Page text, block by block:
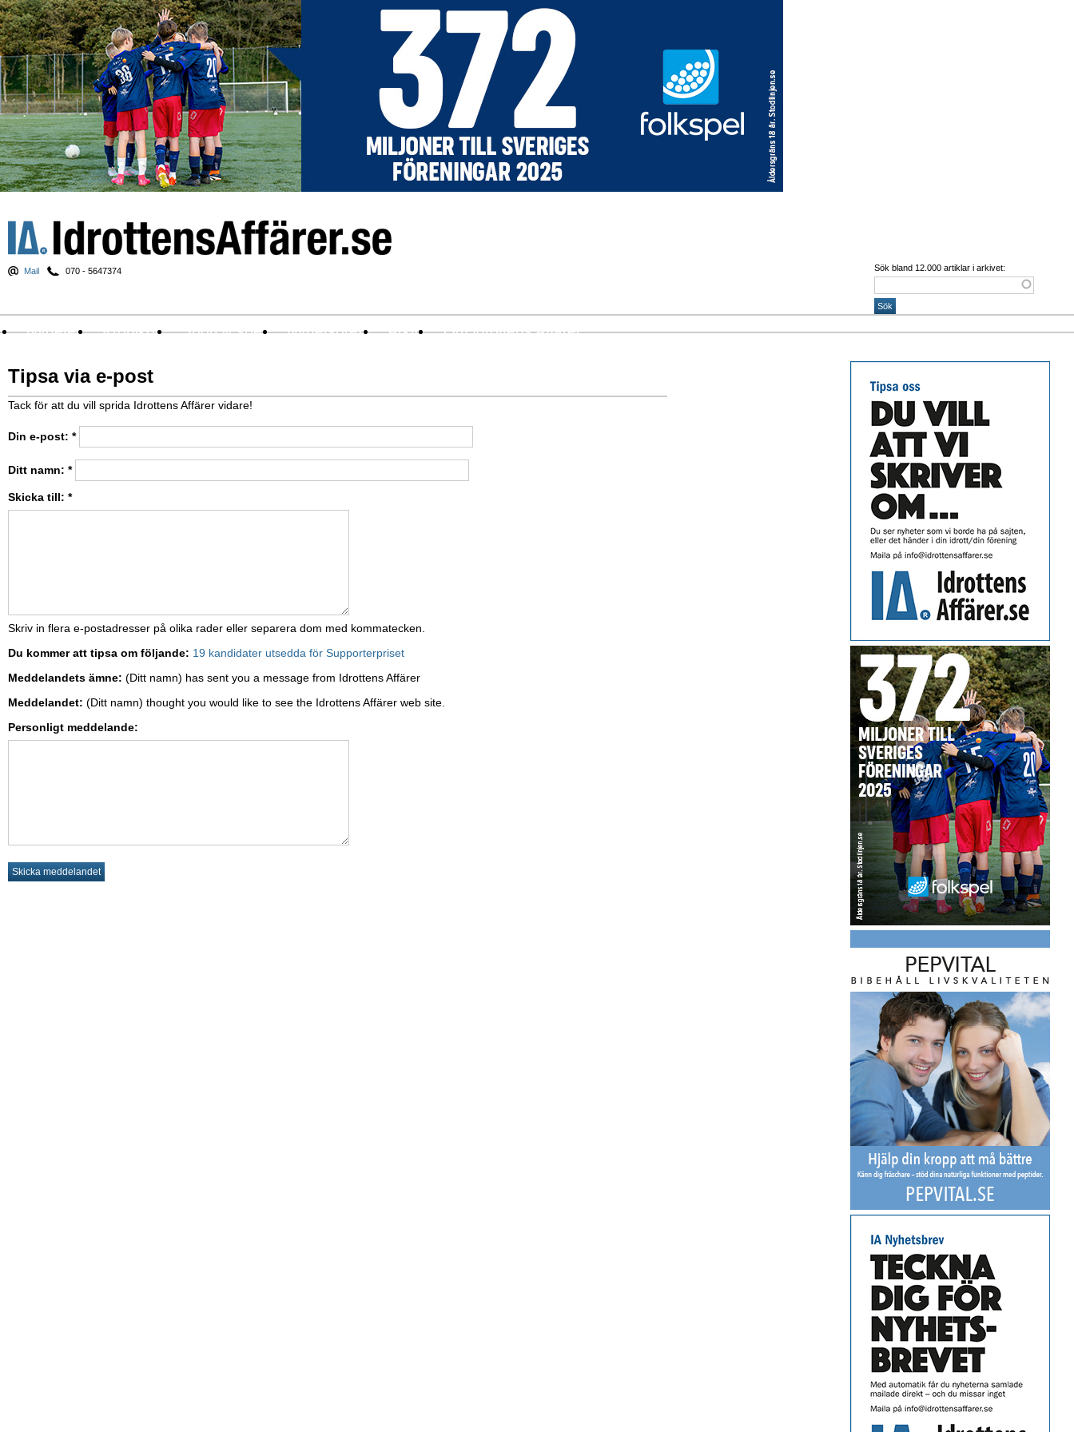
Mail 070 - 5647374 Sök bland 12.000 artiklar i arkivet:
Nyheter Krönikor Sport & spel Nyhetsbrev Arkiv Om Idrottens Affärer
Tipsa via e-post
Tack för att du vill sprida Idrottens Affärer vidare!
Din e-post: *
Ditt namn: *
Skicka till: *
Skriv in flera e-postadresser på olika rader eller separera dom med kommatecken.
Du kommer att tipsa om följande: 19 kandidater utsedda för Supporterpriset
Meddelandets ämne: (Ditt namn) has sent you a message from Idrottens Affärer
Meddelandet: (Ditt namn) thought you would like to see the Idrottens Affärer web site.
Personligt meddelande: